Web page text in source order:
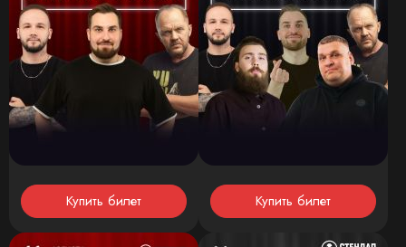
Купить билет Купить билет